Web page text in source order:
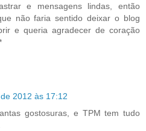
e mensagens lindas, então
não faria sentido deixar o blog
e queria agradecer de coração
2012 às 17:12
gostosuras, e TPM tem tudo